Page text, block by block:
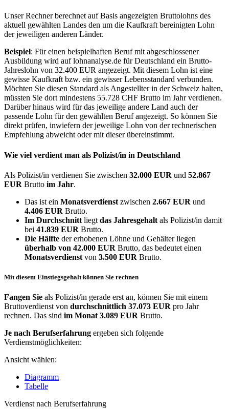
Unser Rechner berechnet auf Basis angezeigten Bruttolohns des
aktuell gewählten Landes den um die Kaufkraft bereinigten Lohn
der jeweiligen anderen Länder.
Beispiel: Für einen beispielhaften Beruf mit abgeschlossener
Ausbildung wird auf lohnanalyse.de für Deutschland ein Brutto-
Jahreslohn von 32.400 EUR angezeigt. Mit diesem Lohn ist eine
gewisse Kaufkraft bzw. ein gewisser Lebensstandard verbunden.
Möchten Sie diesen Standard als Angestellter in der Schweiz halten,
müssten Sie dort mindestens 55.728 CHF Brutto im Jahr verdienen.
Darüber hinaus wird für das jeweilige andere Land auch der
passende Lohn für den gewählten Beruf angezeigt. So können Sie
direkt prüfen, inwiefern der jeweilige Lohn von der rechnerischen
Empfehlung abweicht oder mit dieser übereinstimmt.
Wie viel verdient man als Polizist/in in Deutschland
Als Polizist/in verdienen Sie zwischen 32.000 EUR und 52.867
EUR Brutto im Jahr.
Das ist ein Monatsverdienst zwischen 2.667 EUR und
4.406 EUR Brutto.
Im Durchschnitt liegt das Jahresgehalt als Polizist/in damit
bei 41.839 EUR Brutto.
Die Hälfte der erhobenen Löhne und Gehälter liegen
überhalb von 42.000 EUR Brutto, das bedeutet einen
Monatsverdienst von 3.500 EUR Brutto.
Mit diesem Einstiegsgehalt können Sie rechnen
Fangen Sie als Polizist/in gerade erst an, können Sie mit einem
Bruttoverdienst von durchschnittlich 37.073 EUR pro Jahr
rechnen. Das sind im Monat 3.089 EUR Brutto.
Je nach Berufserfahrung ergeben sich folgende
Verdienstmöglichkeiten:
Ansicht wählen:
Diagramm
Tabelle
Verdienst nach Berufserfahrung